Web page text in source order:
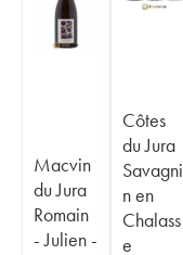
Macvin
du Jura
Romain
- Julien -
Côtes
du Jura
Savagni
n en
Chalass
e